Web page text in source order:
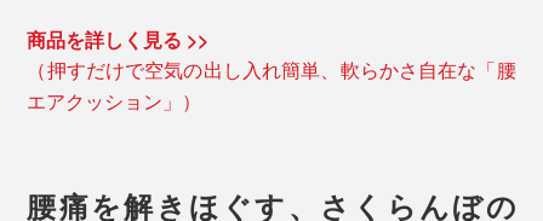
商品を詳しく見る >>
（押すだけで空気の出し入れ簡単、軟らかさ自在な「腰
エアクッション」）
腰痛を解きほぐす、さくらんぼの